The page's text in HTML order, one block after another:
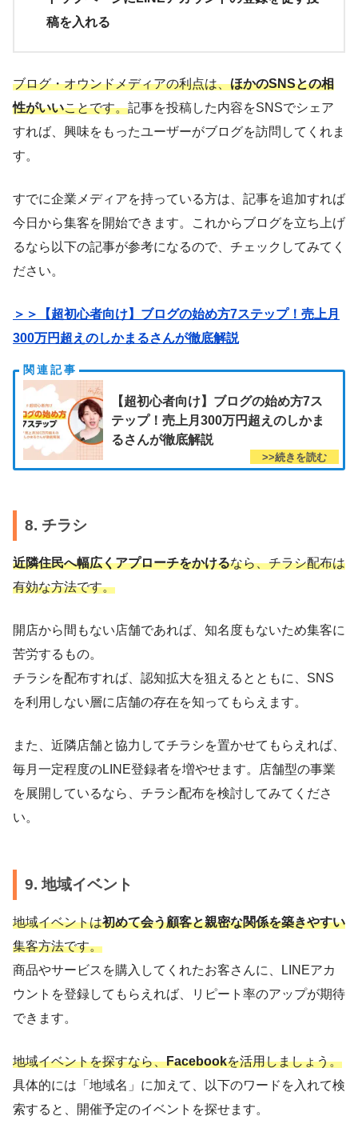
稿を入れる
ブログ・オウンドメディアの利点は、ほかのSNSとの相
性がいいことです。記事を投稿した内容をSNSでシェア
すれば、興味をもったユーザーがブログを訪問してくれま
す。
すでに企業メディアを持っている方は、記事を追加すれば
今日から集客を開始できます。これからブログを立ち上げ
るなら以下の記事が参考になるので、チェックしてみてく
ださい。
＞＞【超初心者向け】ブログの始め方7ステップ！売上月
300万円超えのしかまるさんが徹底解説
【超初心者向け】ブログの始め方7ス
テップ！売上月300万円超えのしかま
るさんが徹底解説
8. チラシ
近隣住民へ幅広くアプローチをかけるなら、チラシ配布は
有効な方法です。
開店から間もない店舗であれば、知名度もないため集客に
苦労するもの。
チラシを配布すれば、認知拡大を狙えるとともに、SNS
を利用しない層に店舗の存在を知ってもらえます。
また、近隣店舗と協力してチラシを置かせてもらえれば、
毎月一定程度のLINE登録者を増やせます。店舗型の事業
を展開しているなら、チラシ配布を検討してみてくださ
い。
9. 地域イベント
地域イベントは初めて会う顧客と親密な関係を築きやすい
集客方法です。
商品やサービスを購入してくれたお客さんに、LINEアカ
ウントを登録してもらえれば、リピート率のアップが期待
できます。
地域イベントを探すなら、Facebookを活用しましょう。
具体的には「地域名」に加えて、以下のワードを入れて検
索すると、開催予定のイベントを探せます。